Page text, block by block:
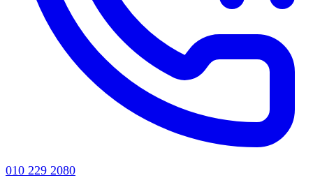
010 229 2080